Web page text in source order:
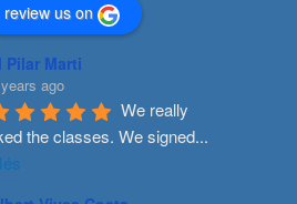
review us on
Pilar Marti
ago
We really
the classes. We signed...